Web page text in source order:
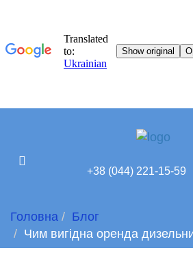
+38 (044) 221-15-59
Головна
Блог
Чим вигідна оренда